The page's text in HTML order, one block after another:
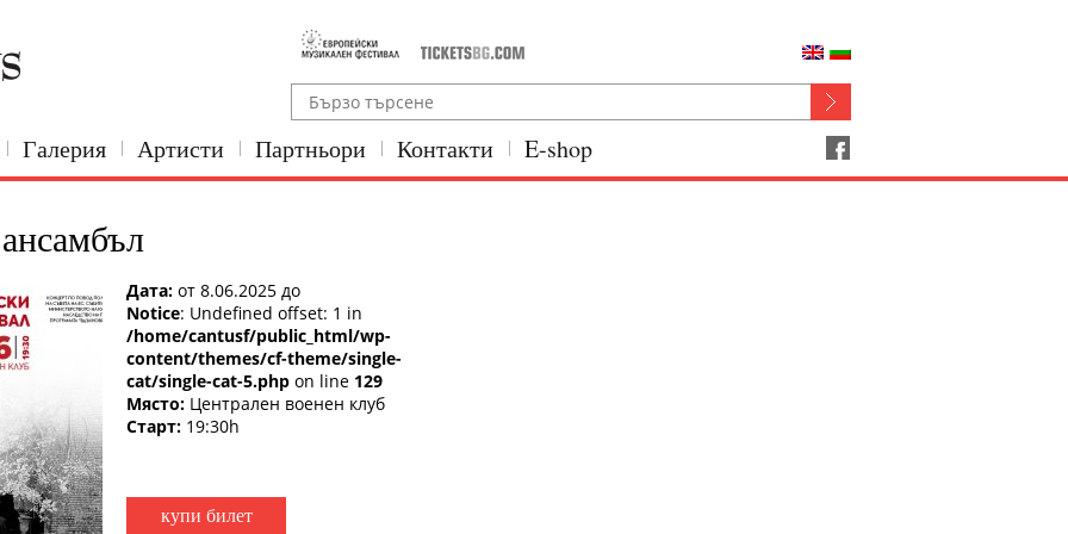
Галерия Артисти Партньори Контакти E-shop
Дата: от 8.06.2025 до
Notice: Undefined offset: 1 in
/home/cantusf/public_html/wp-
content/themes/cf-theme/single-
cat/single-cat-5.php on line 129
Място: Централен военен клуб
Старт: 19:30h
купи билет